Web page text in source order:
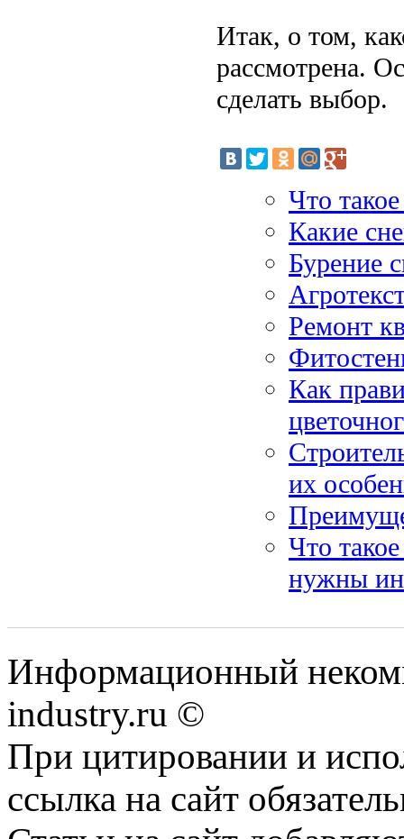
Итак, о том,
рассмотрена.
сделать выбор.
Что
Какие
Бурение
Ремонт
Как
их
Что
нужны
Информационный
industry.ru ©
При цитировании и
ссылка на сайт